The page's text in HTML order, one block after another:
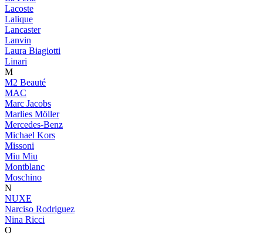
Lacoste
Lalique
Lancaster
Lanvin
Laura Biagiotti
Linari
M
M2 Beauté
MAC
Marc Jacobs
Marlies Möller
Mercedes-Benz
Michael Kors
Missoni
Miu Miu
Montblanc
Moschino
N
NUXE
Narciso Rodriguez
Nina Ricci
O